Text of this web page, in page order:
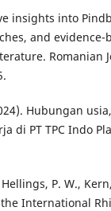
insights into
and evidence-
Romanian
Hubungan
di PT TPC Indo
P. W.,
International